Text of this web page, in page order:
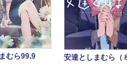
むら99.9 安達としまむら（